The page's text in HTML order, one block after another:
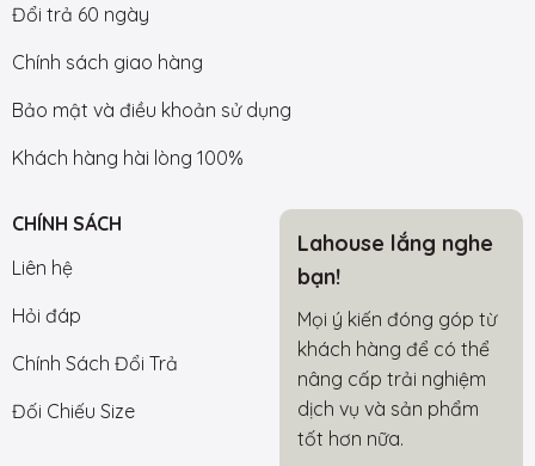
Đổi trả 60 ngày
Chính sách giao hàng
Bảo mật và điều khoản sử dụng
Khách hàng hài lòng 100%
CHÍNH SÁCH
Liên hệ
Hỏi đáp
Chính Sách Đổi Trả
Đối Chiếu Size
Lahouse lắng nghe
bạn!
Mọi ý kiến đóng góp từ
khách hàng để có thể
nâng cấp trải nghiệm
dịch vụ và sản phẩm
tốt hơn nữa.